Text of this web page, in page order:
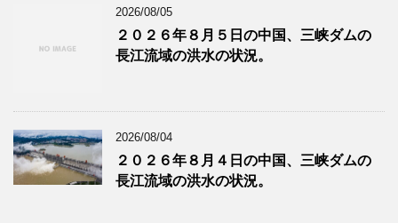
2026/08/05
２０２６年８月５日の中国、三峡ダムの
長江流域の洪水の状況。
2026/08/04
２０２６年８月４日の中国、三峡ダムの
長江流域の洪水の状況。